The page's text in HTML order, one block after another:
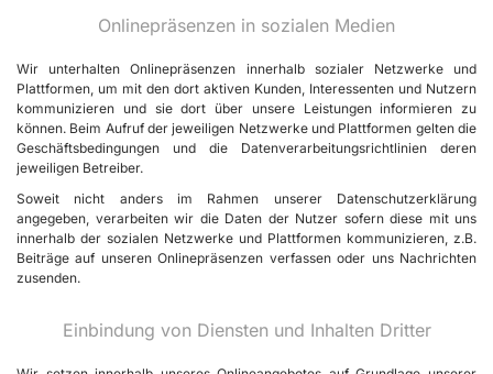
Onlinepräsenzen in sozialen Medien
Wir unterhalten Onlinepräsenzen innerhalb sozialer Netzwerke und
Plattformen, um mit den dort aktiven Kunden, Interessenten und Nutzern
kommunizieren und sie dort über unsere Leistungen informieren zu
können. Beim Aufruf der jeweiligen Netzwerke und Plattformen gelten die
Geschäftsbedingungen und die Datenverarbeitungsrichtlinien deren
jeweiligen Betreiber.
Soweit nicht anders im Rahmen unserer Datenschutzerklärung
angegeben, verarbeiten wir die Daten der Nutzer sofern diese mit uns
innerhalb der sozialen Netzwerke und Plattformen kommunizieren, z.B.
Beiträge auf unseren Onlinepräsenzen verfassen oder uns Nachrichten
zusenden.
Einbindung von Diensten und Inhalten Dritter